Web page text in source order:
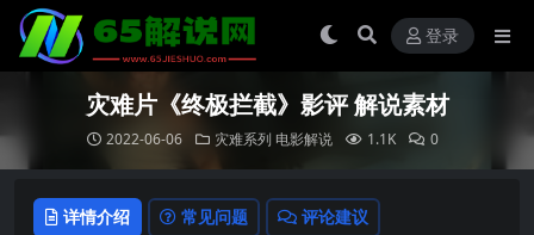
登录
灾难片《终极拦截》影评 解说素材
2022-06-06 灾难系列 电影解说 1.1K 0
详情介绍 常见问题 评论建议